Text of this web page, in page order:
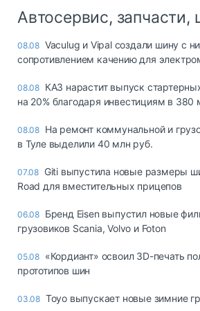
Автосервис, запчасти,
08.08 Vaculug и Vipal создали шину с
сопротивлением качению для
08.08 КАЗ нарастит выпуск
на 20% благодаря инвестициям в 380
08.08 На ремонт коммунальной и
в Туле выделили 40 млн руб.
07.08 Giti выпустила новые размеры
Road для вместительных прицепов
06.08 Бренд Eisen выпустил новые
грузовиков Scania, Volvo и Foton
05.08 «Кордиант» освоил 3D-печать
прототипов шин
03.08 Toyo выпускает новые зимние